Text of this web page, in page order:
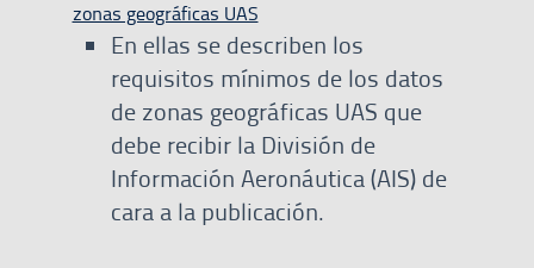
zonas geográficas UAS
En ellas se describen los
requisitos mínimos de los datos
de zonas geográficas UAS que
debe recibir la División de
Información Aeronáutica (AIS) de
cara a la publicación.